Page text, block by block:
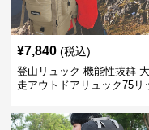
¥7,840 (税込)
登山リュック 機能性抜群
走アウトドアリュック75リ